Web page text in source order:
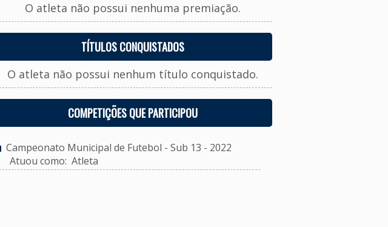
O atleta não possui nenhuma premiação.
TÍTULOS CONQUISTADOS
O atleta não possui nenhum título conquistado.
COMPETIÇÕES QUE PARTICIPOU
Campeonato Municipal de Futebol - Sub 13 - 2022
Atuou como: Atleta